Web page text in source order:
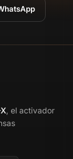
, el activador